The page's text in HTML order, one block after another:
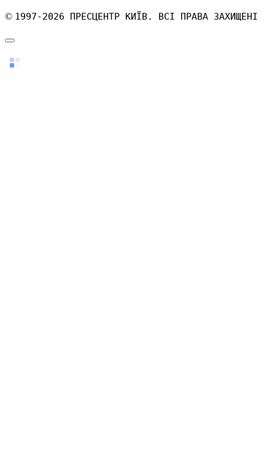
© 1997-2026 ПРЕСЦЕНТР КИЇВ. ВСІ ПРАВА ЗАХИЩЕНІ